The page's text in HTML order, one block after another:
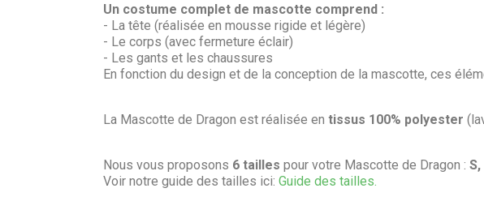
Un costume complet de mascotte comprend :
- La tête (réalisée en mousse rigide et légère)
- Le corps (avec fermeture éclair)
- Les gants et les chaussures
En fonction du design et de la conception de la mascotte, ces
La Mascotte de Dragon est réalisée en tissus 100% polyester
Nous vous proposons 6 tailles pour votre Mascotte de Dragon : S,
Voir notre guide des tailles ici: Guide des tailles.